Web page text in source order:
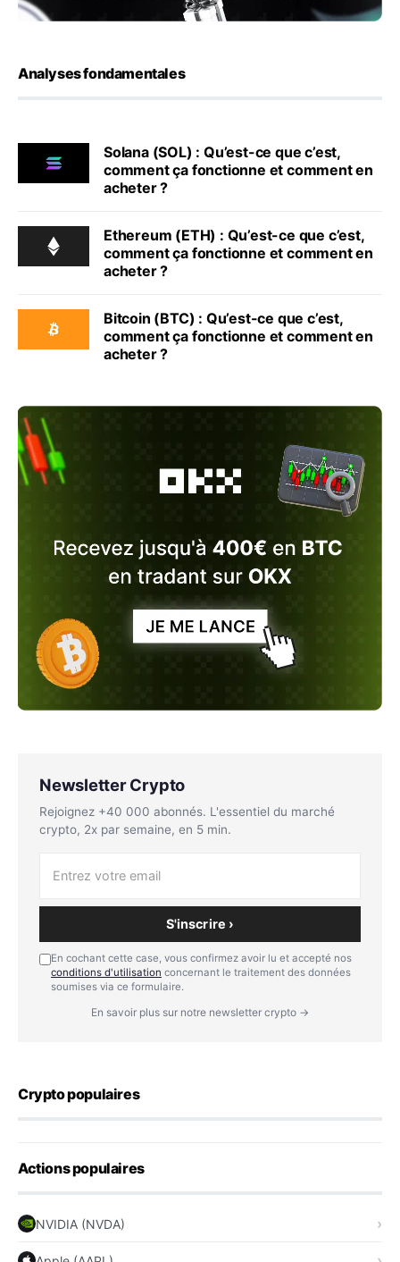
Analyses fondamentales
Solana (SOL) : Qu’est-ce que c’est,
comment ça fonctionne et comment en
acheter ?
Ethereum (ETH) : Qu’est-ce que c’est,
comment ça fonctionne et comment en
acheter ?
Bitcoin (BTC) : Qu’est-ce que c’est,
comment ça fonctionne et comment en
acheter ?
Newsletter Crypto
Rejoignez +40 000 abonnés. L'essentiel du marché
crypto, 2x par semaine, en 5 min.
S'inscrire ›
En cochant cette case, vous confirmez avoir lu et accepté nos
conditions d'utilisation concernant le traitement des données
soumises via ce formulaire.
En savoir plus sur notre newsletter crypto →
Crypto populaires
Actions populaires
NVIDIA (NVDA)